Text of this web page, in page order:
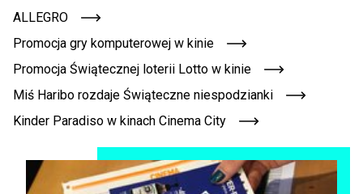
ALLEGRO
Promocja gry komputerowej w kinie
Promocja Świątecznej loterii Lotto w kinie
Miś Haribo rozdaje Świąteczne niespodzianki
Kinder Paradiso w kinach Cinema City